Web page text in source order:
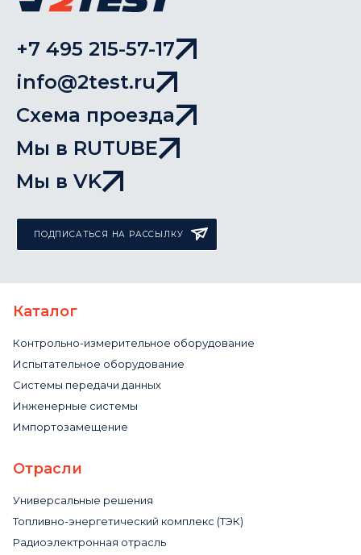
+7 495 215-57-17
info@2test.ru
Схема проезда
Мы в RUTUBE
Мы в VK
ПОДПИСАТЬСЯ НА РАССЫЛКУ
Каталог
Контрольно-измерительное оборудование
Испытательное оборудование
Системы передачи данных
Инженерные системы
Импортозамещение
Отрасли
Универсальные решения
Топливно-энергетический комплекс (ТЭК)
Радиоэлектронная отрасль